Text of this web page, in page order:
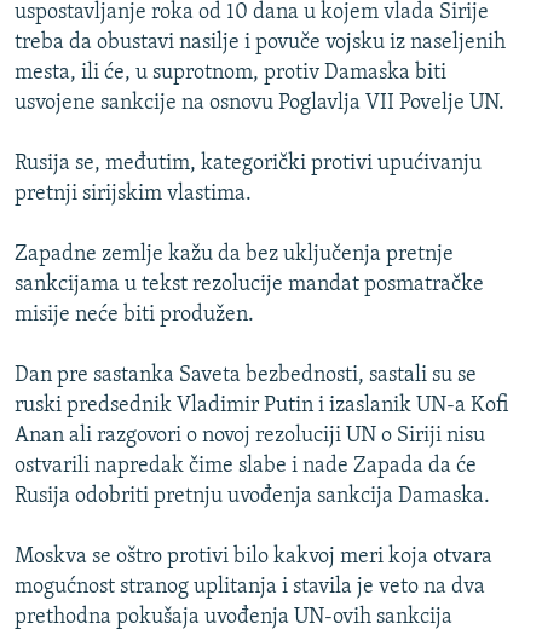
uspostavljanje roka od 10 dana u kojem vlada Sirije
treba da obustavi nasilje i povuče vojsku iz naseljenih
mesta, ili će, u suprotnom, protiv Damaska biti
usvojene sankcije na osnovu Poglavlja VII Povelje UN.
Rusija se, međutim, kategorički protivi upućivanju
pretnji sirijskim vlastima.
Zapadne zemlje kažu da bez uključenja pretnje
sankcijama u tekst rezolucije mandat posmatračke
misije neće biti produžen.
Dan pre sastanka Saveta bezbednosti, sastali su se
ruski predsednik Vladimir Putin i izaslanik UN-a Kofi
Anan ali razgovori o novoj rezoluciji UN o Siriji nisu
ostvarili napredak čime slabe i nade Zapada da će
Rusija odobriti pretnju uvođenja sankcija Damaska.
Moskva se oštro protivi bilo kakvoj meri koja otvara
mogućnost stranog uplitanja i stavila je veto na dva
prethodna pokušaja uvođenja UN-ovih sankcija